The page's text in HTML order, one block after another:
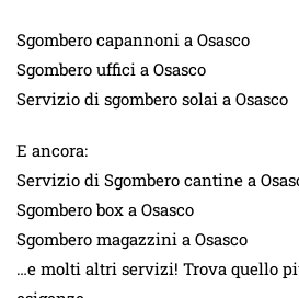
Sgombero capannoni a Osasco
Sgombero uffici a Osasco
Servizio di sgombero solai a Osasco
E ancora:
Servizio di Sgombero cantine a
Sgombero box a Osasco
Sgombero magazzini a Osasco
…e molti altri servizi! Trova quello